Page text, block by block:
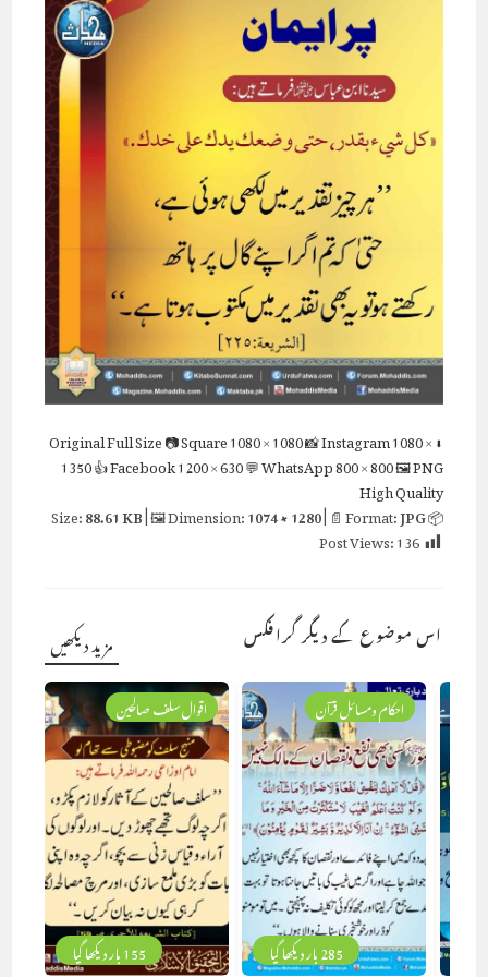
⬇ Original
Full Size📷 Square1080 × 1080📸 Instagram1080 ×
1350👍 Facebook1200 × 630💬 WhatsApp800 × 800🖼 PNG
High Quality
📦 Size:
88.61 KB| 🖼 Dimension:1074 × 1280| 📄 Format:JPG
Post Views:136
اس موضوع کے دیگر گرافکس مزید دیکھیں
285 بار دیکھا گیا
احکام ومسائل قرآن
155 بار دیکھا گیا
اقوال سلف صالحین